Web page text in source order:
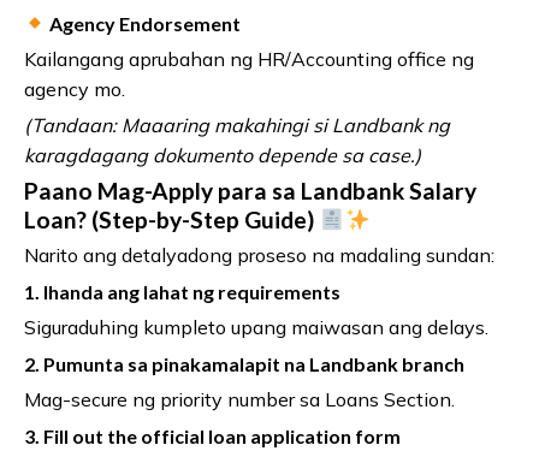
Agency Endorsement
Kailangang aprubahan ng HR/Accounting office ng
agency mo.
(Tandaan: Maaaring makahingi si Landbank ng
karagdagang dokumento depende sa case.)
Paano Mag-Apply para sa Landbank Salary
Loan? (Step-by-Step Guide)
Narito ang detalyadong proseso na madaling sundan:
1. Ihanda ang lahat ng requirements
Siguraduhing kumpleto upang maiwasan ang delays.
2. Pumunta sa pinakamalapit na Landbank branch
Mag-secure ng priority number sa Loans Section.
3. Fill out the official loan application form